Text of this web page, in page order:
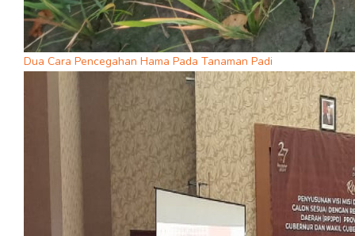
Dua Cara Pencegahan Hama Pada Tanaman Padi